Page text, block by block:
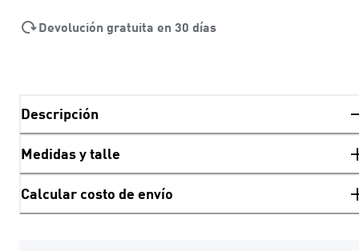
Devolución gratuita en 30 días
Descripción
Medidas y talle
Calcular costo de envío